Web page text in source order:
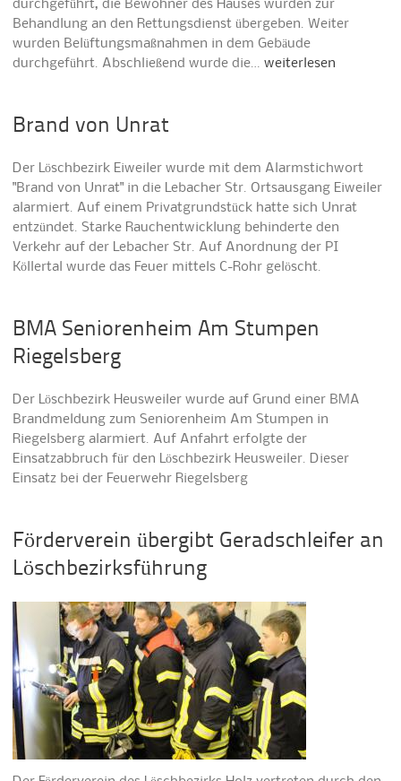
durchgeführt, die Bewohner des Hauses wurden zur
Behandlung an den Rettungsdienst übergeben. Weiter
wurden Belüftungsmaßnahmen in dem Gebäude
durchgeführt. Abschließend wurde die…weiterlesen
Brand von Unrat
Der Löschbezirk Eiweiler wurde mit dem Alarmstichwort
"Brand von Unrat" in die Lebacher Str. Ortsausgang Eiweiler
alarmiert. Auf einem Privatgrundstück hatte sich Unrat
entzündet. Starke Rauchentwicklung behinderte den
Verkehr auf der Lebacher Str. Auf Anordnung der PI
Köllertal wurde das Feuer mittels C-Rohr gelöscht.
BMA Seniorenheim Am Stumpen
Riegelsberg
Der Löschbezirk Heusweiler wurde auf Grund einer BMA
Brandmeldung zum Seniorenheim Am Stumpen in
Riegelsberg alarmiert. Auf Anfahrt erfolgte der
Einsatzabbruch für den Löschbezirk Heusweiler. Dieser
Einsatz bei der Feuerwehr Riegelsberg
Förderverein übergibt Geradschleifer an
Löschbezirksführung